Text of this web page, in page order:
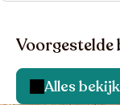
Voorgestelde
Alles